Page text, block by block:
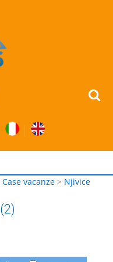
Case vacanze > Njivice
(2)